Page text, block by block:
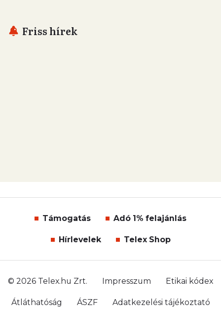
Friss hírek
Támogatás Adó 1% felajánlás
Hírlevelek Telex Shop
© 2026 Telex.hu Zrt. Impresszum Etikai kódex
Átláthatóság ÁSZF Adatkezelési tájékoztató